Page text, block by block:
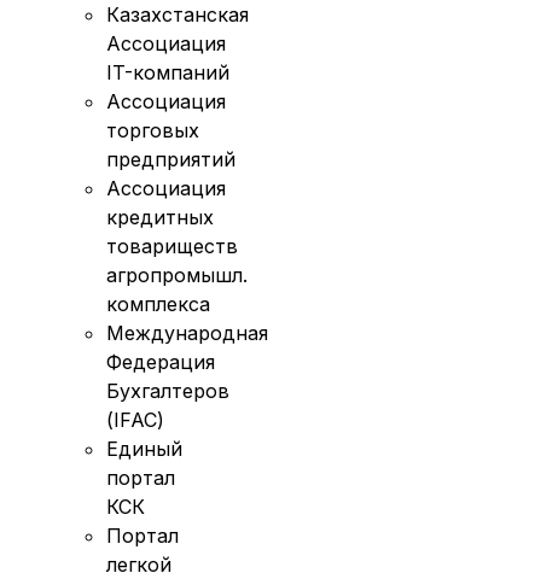
Казахстанская
Ассоциация
IT-компаний
Ассоциация
торговых
предприятий
Ассоциация
кредитных
товариществ
агропромышл.
комплекса
Международная
Федерация
Бухгалтеров
(IFAC)
Единый
портал
КСК
Портал
легкой